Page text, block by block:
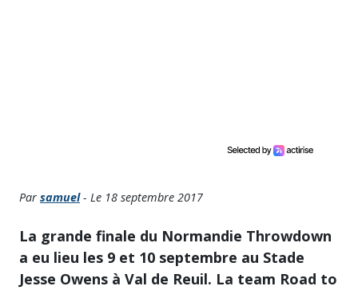
Par samuel- Le 18 septembre 2017
La grande finale du Normandie Throwdown
a eu lieu les 9 et 10 septembre au Stade
Jesse Owens à Val de Reuil. La team Road to